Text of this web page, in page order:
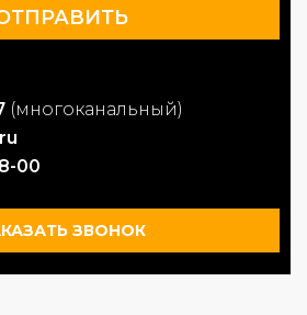
(многоканальный)
00
ЗВОНОК